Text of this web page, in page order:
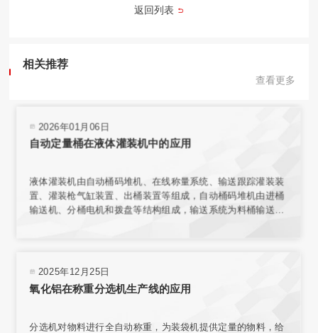
相关推荐
查看更多
2026年01月06日
自动定量桶在液体灌装机中的应用
液体灌装机由自动桶码堆机、在线称量系统、输送跟踪灌装装
置、灌装枪气缸装置、出桶装置等组成，自动桶码堆机由进桶
输送机、分桶电机和拨盘等结构组成，输送系统为料桶输送增
2025年12月25日
氧化铝在称重分选机生产线的应用
分选机对物料进行全自动称重，为装袋机提供定量的物料，给
返回列表